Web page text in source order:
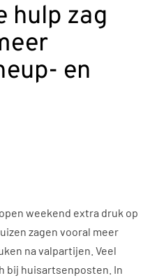
hulp zag
en
weekend extra druk op
zagen vooral meer
na valpartijen. Veel
bij huisartsenposten. In